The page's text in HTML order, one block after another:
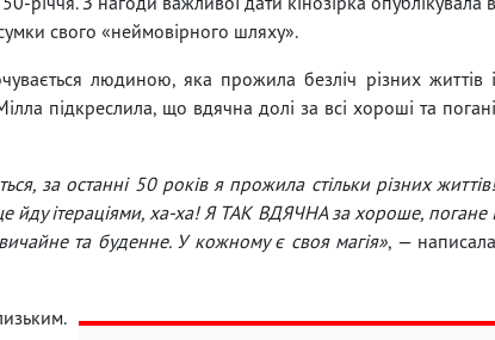
свого «неймовірного шляху».
людиною, яка прожила безліч різних життів і
підкреслила, що вдячна долі за всі хороші та погані
за останні 50 років я прожила стільки різних життів!
йду ітераціями, ха-ха! Я ТАК ВДЯЧНА за хороше, погане і
та буденне. У кожному є своя магія», — написала